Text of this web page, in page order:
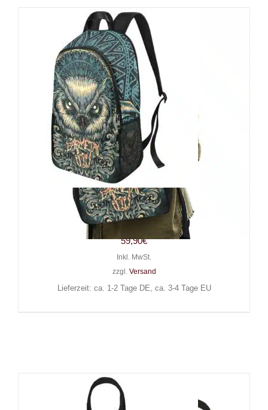
Barmetal Rucksack Mandala
Owl
59,90€
Inkl. MwSt.
zzgl. Versand
Lieferzeit: ca. 1-2 Tage DE, ca. 3-4 Tage EU